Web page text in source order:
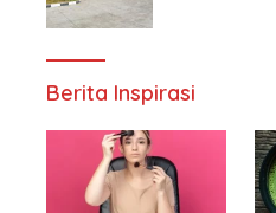
Berita Inspirasi